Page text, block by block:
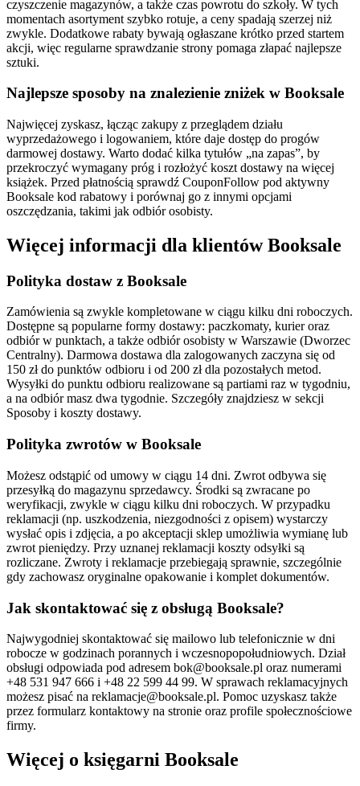
czyszczenie magazynów, a także czas powrotu do szkoły. W tych
momentach asortyment szybko rotuje, a ceny spadają szerzej niż
zwykle. Dodatkowe rabaty bywają ogłaszane krótko przed startem
akcji, więc regularne sprawdzanie strony pomaga złapać najlepsze
sztuki.
Najlepsze sposoby na znalezienie zniżek w Booksale
Najwięcej zyskasz, łącząc zakupy z przeglądem działu
wyprzedażowego i logowaniem, które daje dostęp do progów
darmowej dostawy. Warto dodać kilka tytułów „na zapas”, by
przekroczyć wymagany próg i rozłożyć koszt dostawy na więcej
książek. Przed płatnością sprawdź CouponFollow pod aktywny
Booksale kod rabatowy i porównaj go z innymi opcjami
oszczędzania, takimi jak odbiór osobisty.
Więcej informacji dla klientów Booksale
Polityka dostaw z Booksale
Zamówienia są zwykle kompletowane w ciągu kilku dni roboczych.
Dostępne są popularne formy dostawy: paczkomaty, kurier oraz
odbiór w punktach, a także odbiór osobisty w Warszawie (Dworzec
Centralny). Darmowa dostawa dla zalogowanych zaczyna się od
150 zł do punktów odbioru i od 200 zł dla pozostałych metod.
Wysyłki do punktu odbioru realizowane są partiami raz w tygodniu,
a na odbiór masz dwa tygodnie. Szczegóły znajdziesz w sekcji
Sposoby i koszty dostawy.
Polityka zwrotów w Booksale
Możesz odstąpić od umowy w ciągu 14 dni. Zwrot odbywa się
przesyłką do magazynu sprzedawcy. Środki są zwracane po
weryfikacji, zwykle w ciągu kilku dni roboczych. W przypadku
reklamacji (np. uszkodzenia, niezgodności z opisem) wystarczy
wysłać opis i zdjęcia, a po akceptacji sklep umożliwia wymianę lub
zwrot pieniędzy. Przy uznanej reklamacji koszty odsyłki są
rozliczane. Zwroty i reklamacje przebiegają sprawnie, szczególnie
gdy zachowasz oryginalne opakowanie i komplet dokumentów.
Jak skontaktować się z obsługą Booksale?
Najwygodniej skontaktować się mailowo lub telefonicznie w dni
robocze w godzinach porannych i wczesnopopołudniowych. Dział
obsługi odpowiada pod adresem bok@booksale.pl oraz numerami
+48 531 947 666 i +48 22 599 44 99. W sprawach reklamacyjnych
możesz pisać na reklamacje@booksale.pl. Pomoc uzyskasz także
przez formularz kontaktowy na stronie oraz profile społecznościowe
firmy.
Więcej o księgarni Booksale